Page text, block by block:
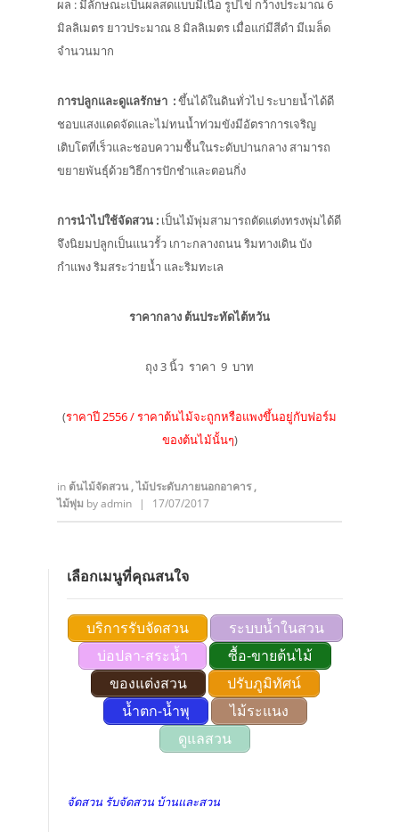
ผล : มีลักษณะเป็นผลสดแบบมีเนื้อ รูปไข่ กว้างประมาณ 6
มิลลิเมตร ยาวประมาณ 8 มิลลิเมตร เมื่อแก่มีสีดำ มีเมล็ด
จำนวนมาก
การปลูกและดูแลรักษา :ขึ้นได้ในดินทั่วไป ระบายน้ำได้ดี
ชอบแสงแดดจัดและไม่ทนน้ำท่วมขังมีอัตราการเจริญ
เติบโตที่เร็วและชอบความชื้นในระดับปานกลาง สามารถ
ขยายพันธุ์ด้วยวิธีการปักชำและตอนกิ่ง
การนำไปใช้จัดสวน : เป็นไม้พุ่มสามารถตัดแต่งทรงพุ่มได้ดี
จึงนิยมปลูกเป็นแนวรั้ว เกาะกลางถนน ริมทางเดิน บัง
กำแพง ริมสระว่ายน้ำ และริมทะเล
ราคากลาง ต้นประทัดไต้หวัน
ถุง 3 นิ้ว ราคา 9 บาท
(ราคาปี 2556 / ราคาต้นไม้จะถูกหรือแพงขึ้นอยู่กับฟอร์ม
ของต้นไม้นั้นๆ)
in ต้นไม้จัดสวน,ไม้ประดับภายนอกอาคาร,
ไม้พุ่ม byadmin | 17/07/2017
เลือกเมนูที่คุณสนใจ
บริการรับจัดสวน
ระบบน้ำในสวน
บ่อปลา-สระน้ำ
ซื้อ-ขายต้นไม้
ของแต่งสวน
ปรับภูมิทัศน์
น้ำตก-น้ำพุ
ไม้ระแนง
ดูแลสวน
จัดสวน รับจัดสวน บ้านและสวน